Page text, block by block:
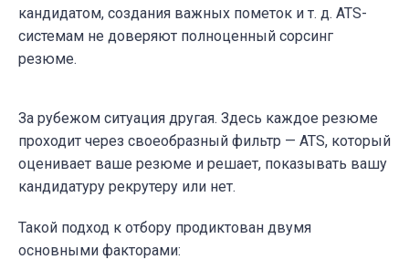
кандидатом, создания важных пометок и т. д. ATS-
системам не доверяют полноценный сорсинг
резюме.
За рубежом ситуация другая. Здесь каждое резюме
проходит через своеобразный фильтр — ATS, который
оценивает ваше резюме и решает, показывать вашу
кандидатуру рекрутеру или нет.
Такой подход к отбору продиктован двумя
основными факторами: